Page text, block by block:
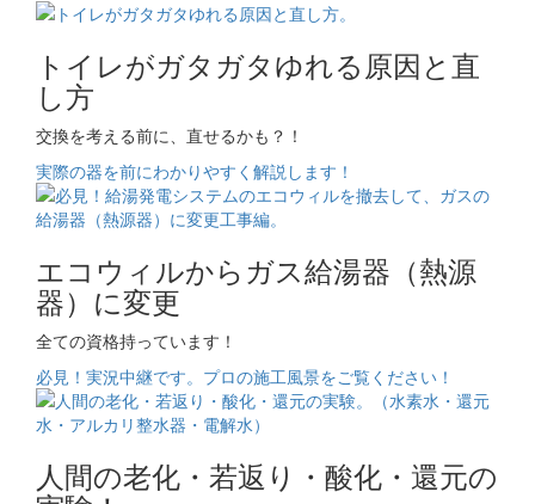
トイレがガタガタゆれる原因と直
し方
交換を考える前に、直せるかも？！
実際の器を前にわかりやすく解説します！
エコウィルからガス給湯器（熱源
器）に変更
全ての資格持っています！
必見！実況中継です。プロの施工風景をご覧ください！
人間の老化・若返り・酸化・還元の